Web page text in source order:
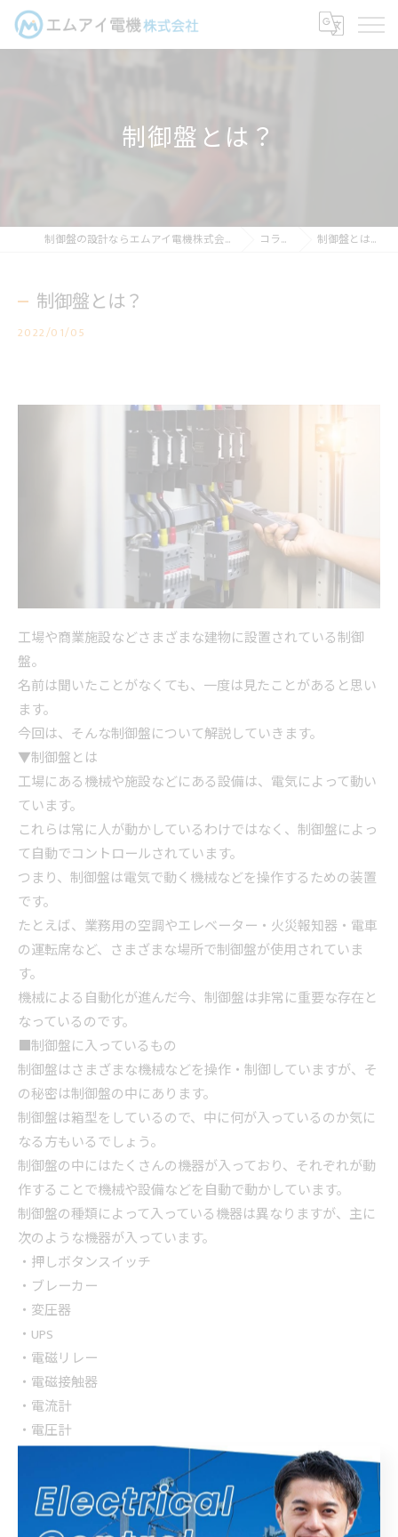
制御盤とは？
制御盤の設計ならエムアイ電機株式会社 コラム 制御盤とは？
制御盤とは？
2022/01/05
工場や商業施設などさまざまな建物に設置されている制御
盤。
名前は聞いたことがなくても、一度は見たことがあると思い
ます。
今回は、そんな制御盤について解説していきます。
▼制御盤とは
工場にある機械や施設などにある設備は、電気によって動い
ています。
これらは常に人が動かしているわけではなく、制御盤によっ
て自動でコントロールされています。
つまり、制御盤は電気で動く機械などを操作するための装置
です。
たとえば、業務用の空調やエレベーター・火災報知器・電車
の運転席など、さまざまな場所で制御盤が使用されていま
す。
機械による自動化が進んだ今、制御盤は非常に重要な存在と
なっているのです。
■制御盤に入っているもの
制御盤はさまざまな機械などを操作・制御していますが、そ
の秘密は制御盤の中にあります。
制御盤は箱型をしているので、中に何が入っているのか気に
なる方もいるでしょう。
制御盤の中にはたくさんの機器が入っており、それぞれが動
作することで機械や設備などを自動で動かしています。
制御盤の種類によって入っている機器は異なりますが、主に
次のような機器が入っています。
・押しボタンスイッチ
・ブレーカー
・変圧器
・UPS
・電磁リレー
・電磁接触器
・電流計
・電圧計
・温度調節器
・インバーター
・電子タイマー